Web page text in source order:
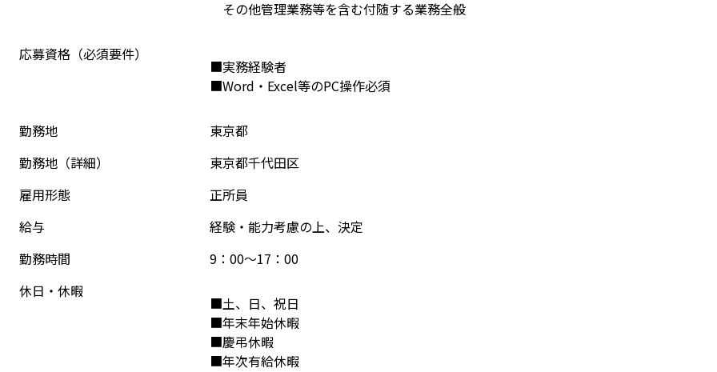
その他管理業務等を含む付随する業務全般
応募資格（必須要件）
■実務経験者
■Word・Excel等のPC操作必須
勤務地
東京都
勤務地（詳細）
東京都千代田区
雇用形態
正所員
給与
経験・能力考慮の上、決定
勤務時間
9：00～17：00
休日・休暇
■土、日、祝日
■年末年始休暇
■慶弔休暇
■年次有給休暇